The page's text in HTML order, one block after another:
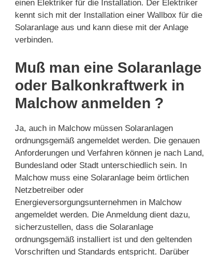
einen Elektriker für die Installation. Der Elektriker
kennt sich mit der Installation einer Wallbox für die
Solaranlage aus und kann diese mit der Anlage
verbinden.
Muß man eine Solaranlage
oder Balkonkraftwerk in
Malchow anmelden ?
Ja, auch in Malchow müssen Solaranlagen
ordnungsgemäß angemeldet werden. Die genauen
Anforderungen und Verfahren können je nach Land,
Bundesland oder Stadt unterschiedlich sein. In
Malchow muss eine Solaranlage beim örtlichen
Netzbetreiber oder
Energieversorgungsunternehmen in Malchow
angemeldet werden. Die Anmeldung dient dazu,
sicherzustellen, dass die Solaranlage
ordnungsgemäß installiert ist und den geltenden
Vorschriften und Standards entspricht. Darüber